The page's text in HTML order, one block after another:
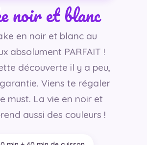
noir et blanc
en noir et blanc au
absolument PARFAIT !
découverte il y a peu,
Viens te régaler
must. La vie en noir et
aussi des couleurs !